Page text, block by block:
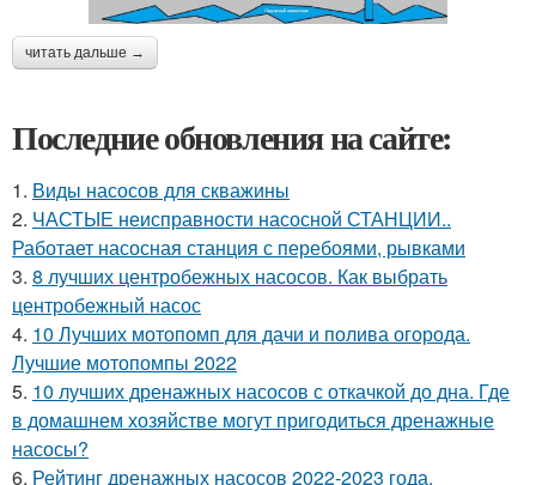
читать дальше →
Последние обновления на сайте:
1. Виды насосов для скважины
2. ЧАСТЫЕ неисправности насосной СТАНЦИИ..
Работает насосная станция с перебоями, рывками
3. 8 лучших центробежных насосов. Как выбрать
центробежный насос
4. 10 Лучших мотопомп для дачи и полива огорода.
Лучшие мотопомпы 2022
5. 10 лучших дренажных насосов с откачкой до дна. Где
в домашнем хозяйстве могут пригодиться дренажные
насосы?
6. Рейтинг дренажных насосов 2022-2023 года.